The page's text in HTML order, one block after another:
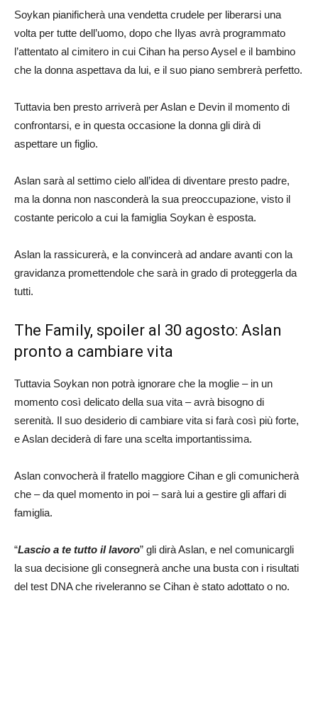
Soykan pianificherà una vendetta crudele per liberarsi una
volta per tutte dell’uomo, dopo che Ilyas avrà programmato
l’attentato al cimitero in cui Cihan ha perso Aysel e il bambino
che la donna aspettava da lui, e il suo piano sembrerà perfetto.
Tuttavia ben presto arriverà per Aslan e Devin il momento di
confrontarsi, e in questa occasione la donna gli dirà di
aspettare un figlio.
Aslan sarà al settimo cielo all’idea di diventare presto padre,
ma la donna non nasconderà la sua preoccupazione, visto il
costante pericolo a cui la famiglia Soykan è esposta.
Aslan la rassicurerà, e la convincerà ad andare avanti con la
gravidanza promettendole che sarà in grado di proteggerla da
tutti.
The Family, spoiler al 30 agosto: Aslan
pronto a cambiare vita
Tuttavia Soykan non potrà ignorare che la moglie – in un
momento così delicato della sua vita – avrà bisogno di
serenità. Il suo desiderio di cambiare vita si farà così più forte,
e Aslan deciderà di fare una scelta importantissima.
Aslan convocherà il fratello maggiore Cihan e gli comunicherà
che – da quel momento in poi – sarà lui a gestire gli affari di
famiglia.
“Lascio a te tutto il lavoro” gli dirà Aslan, e nel comunicargli
la sua decisione gli consegnerà anche una busta con i risultati
del test DNA che riveleranno se Cihan è stato adottato o no.